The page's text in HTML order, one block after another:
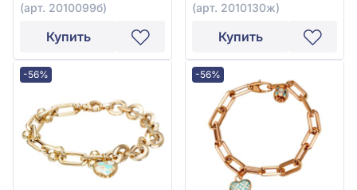
(арт. 2010099б)
Купить
(арт. 2010130ж)
Купить
-56% -56%